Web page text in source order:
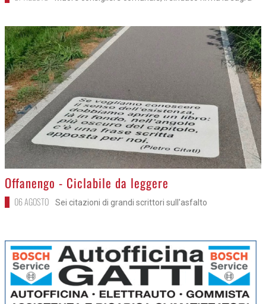
>
Offanengo - Ciclabile da leggere
06 AGOSTO Sei citazioni di grandi scrittori sull'asfalto